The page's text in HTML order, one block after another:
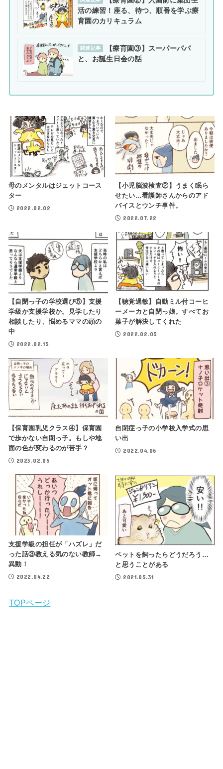
活の練習！座る、待つ、順番を学ぶ療
育園のカリキュラム
関連記事
【療育園③】スーパーパパ
と、お誕生日会の話
母のメンタルはジェットコース
ター
2022.02.02
【小児脳波検査②】うまく眠ら
せたい…看護師さんからのアド
バイスとウンチ事件。
2022.07.22
【自閉っ子の学校選び⑤】支援
学級か支援学校か。見学したり
相談したり、悩めるママの頭の
中
2022.02.15
【聴覚過敏】自動ミル付コーヒ
ーメーカと自閉っ娘。すべてお
菓子が解決してくれた
2022.02.05
【保育園乳児クラス④】保育園
で歩かない自閉っ子。もしや地
面の色が変わるのが苦手？
2023.02.05
自閉症っ子の小学校入学式の思
い出
2022.04.06
支援学級の担任が「ハズレ」だ
った話③教える気のない教師→
異動！
2022.04.22
ペットを飼ったらどうだろう…
と思うことがある
2021.05.31
TOPページ